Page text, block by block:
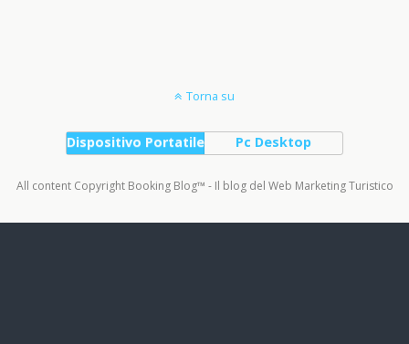
Torna su
Dispositivo Portatile Pc Desktop
All content Copyright Booking Blog™ - Il blog del Web Marketing Turistico